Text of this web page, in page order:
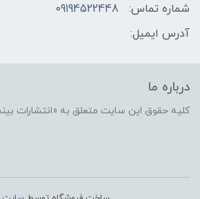
شماره تماس:
09194522448
آدرس ایمیل:
درباره ما
کلیه حقوق این سایت متعلق به «انتشارات